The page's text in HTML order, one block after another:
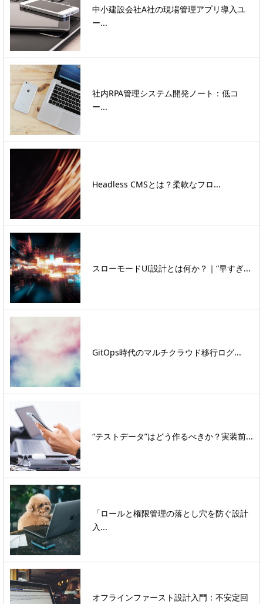
中小建設会社A社の現場管理アプリ導入ユ
ー...
社内RPA管理システム開発ノート：低コ
ー...
Headless CMSとは？柔軟なフロ...
スローモードUI設計とは何か？｜“早すぎ...
GitOps時代のマルチクラウド移行ログ...
“テストデータ”はどう作るべきか？実装前...
「ロールと権限管理の落とし穴を防ぐ設計
入...
オフラインファースト設計入門：不安定回